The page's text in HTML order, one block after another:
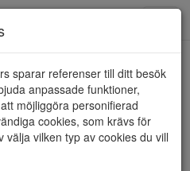
sparar referenser till ditt besök
anpassade funktioner,
möjliggöra personifierad
cookies, som krävs för
vilken typ av cookies du vill